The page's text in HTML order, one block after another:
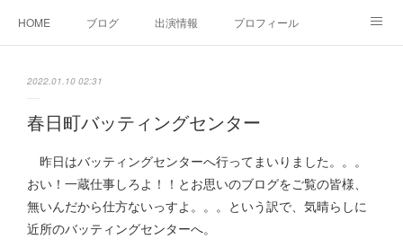
HOME ブログ 出演情報 プロフィール
2022.01.10 02:31
春日町バッティングセンター
昨日はバッティングセンターへ行ってまいりました。。。
おい！一蔵仕事しろよ！！とお思いのブログをご覧の皆様、
無いんだから仕方ないっすよ。。。という訳で、気晴らしに
近所のバッティングセンターへ。